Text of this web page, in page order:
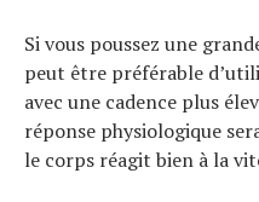
Si vous poussez une
peut être préférable
avec une cadence plus
réponse physiologique
le corps réagit bien à la